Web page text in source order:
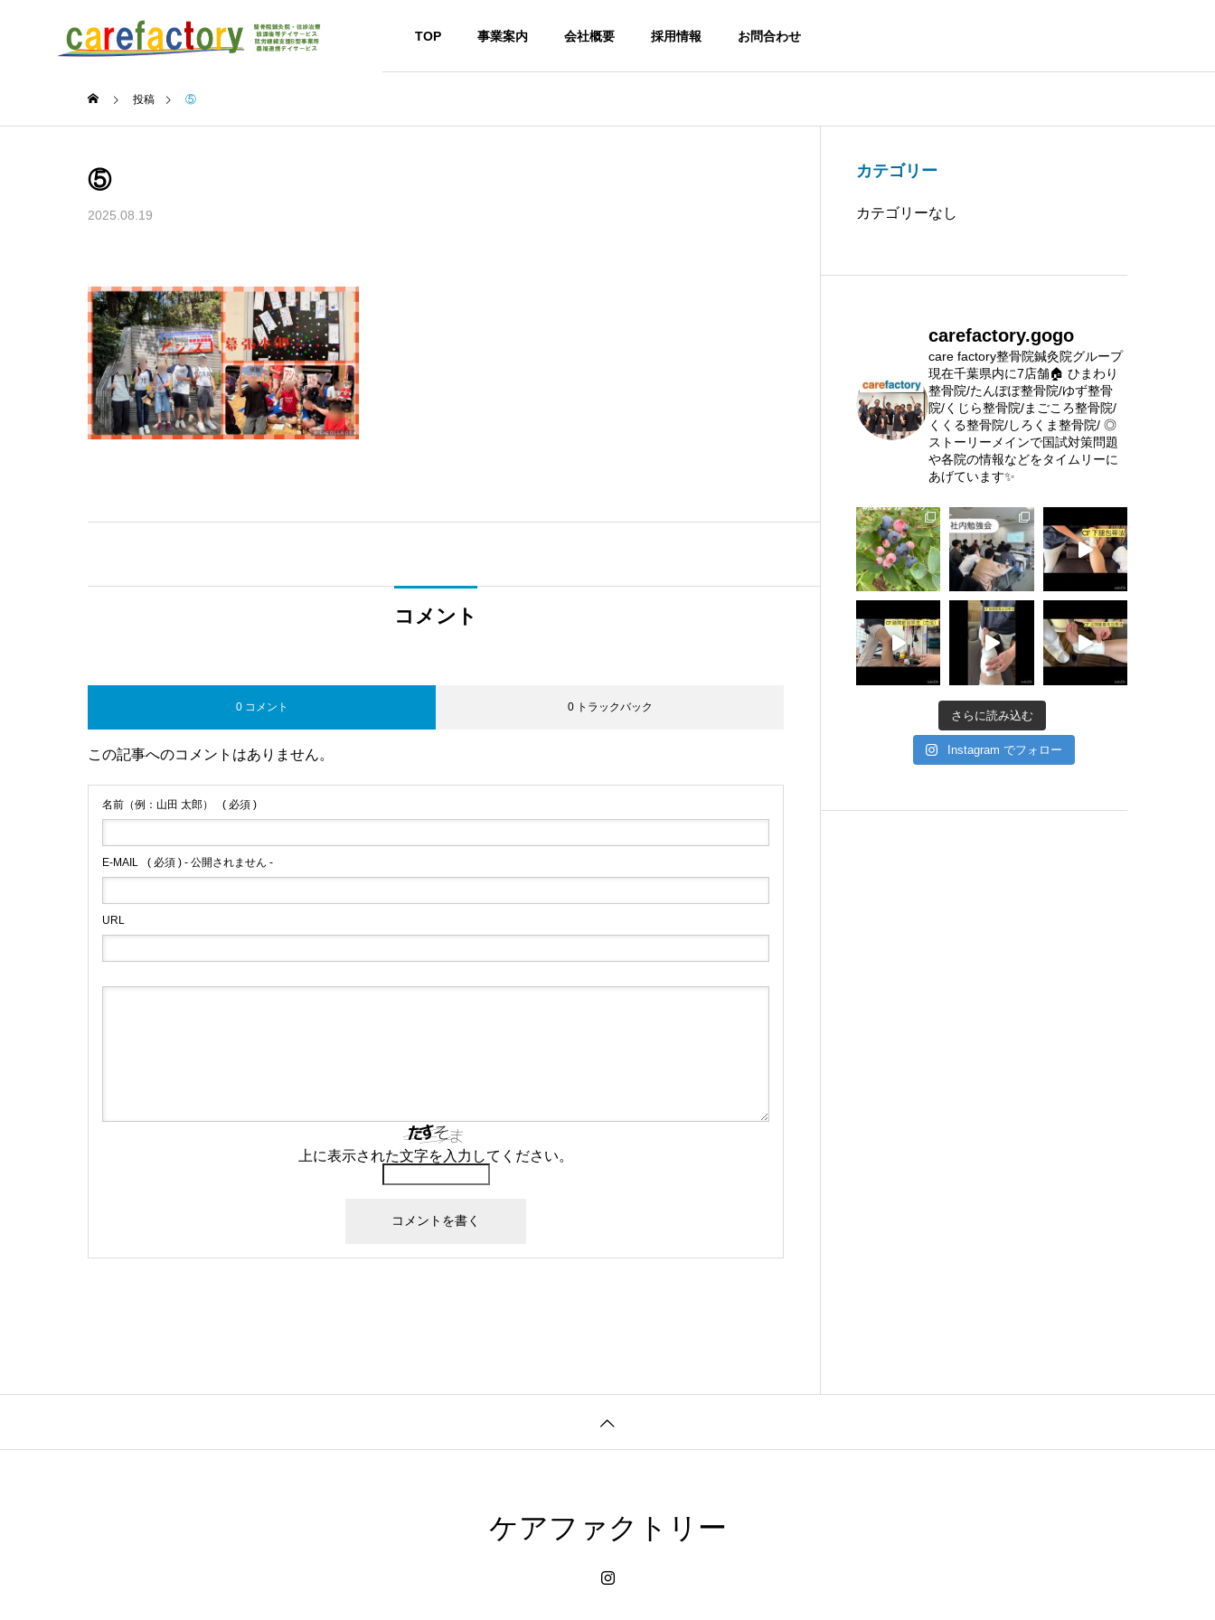
TOP 事業案内 会社概要 採用情報 お問合わせ
投稿 ⑤
⑤
2025.08.19
コメント
0 コメント 0 トラックバック
この記事へのコメントはありません。
名前（例：山田 太郎） ( 必須 )
E-MAIL ( 必須 ) - 公開されません -
URL
上に表示された文字を入力してください。
カテゴリー
カテゴリーなし
carefactory.gogo
care factory整骨院鍼灸院グループ
現在千葉県内に7店舗🏠 ひまわり
整骨院/たんぽぽ整骨院/ゆず整骨
院/くじら整骨院/まごころ整骨院/
くくる整骨院/しろくま整骨院/ ◎
ストーリーメインで国試対策問題
や各院の情報などをタイムリーに
あげています✨
さらに読み込む
Instagram でフォロー
ケアファクトリー